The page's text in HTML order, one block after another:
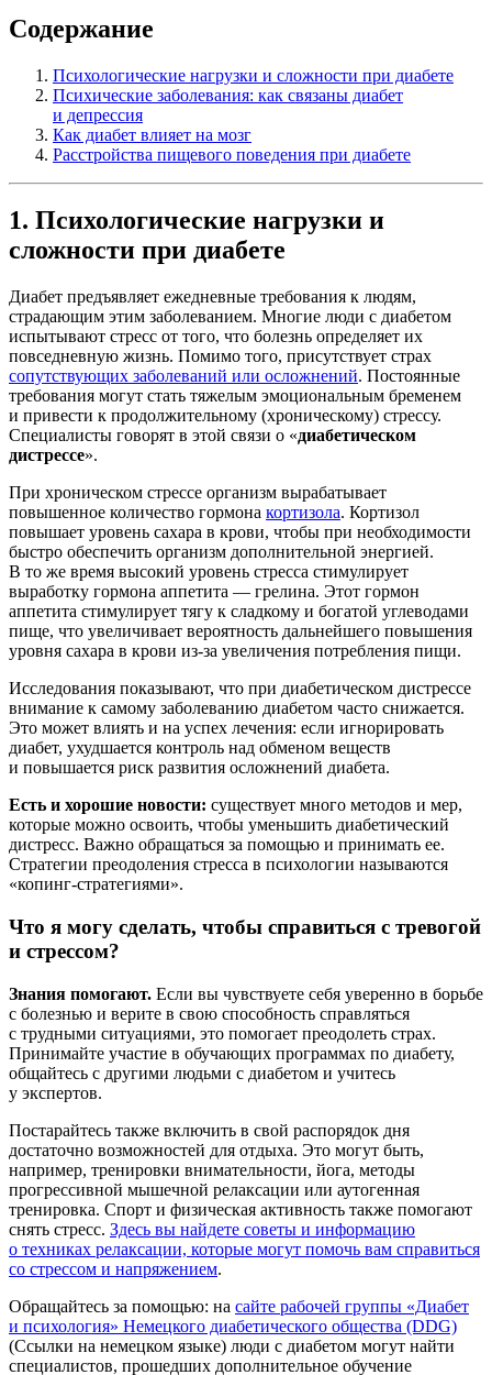
Содержание
Психологические нагрузки и сложности при диабете
Психические заболевания: как связаны диабет
и депрессия
Как диабет влияет на мозг
Расстройства пищевого поведения при диабете
1. Психологические нагрузки и
сложности при диабете
Диабет предъявляет ежедневные требования к людям,
страдающим этим заболеванием. Многие люди с диабетом
испытывают стресс от того, что болезнь определяет их
повседневную жизнь. Помимо того, присутствует страх
сопутствующих заболеваний или осложнений. Постоянные
требования могут стать тяжелым эмоциональным бременем
и привести к продолжительному (хроническому) стрессу.
Специалисты говорят в этой связи о «диабетическом
дистрессе».
При хроническом стрессе организм вырабатывает
повышенное количество гормона кортизола. Кортизол
повышает уровень сахара в крови, чтобы при необходимости
быстро обеспечить организм дополнительной энергией.
В то же время высокий уровень стресса стимулирует
выработку гормона аппетита — грелина. Этот гормон
аппетита стимулирует тягу к сладкому и богатой углеводами
пище, что увеличивает вероятность дальнейшего повышения
уровня сахара в крови из-за увеличения потребления пищи.
Исследования показывают, что при диабетическом дистрессе
внимание к самому заболеванию диабетом часто снижается.
Это может влиять и на успех лечения: если игнорировать
диабет, ухудшается контроль над обменом веществ
и повышается риск развития осложнений диабета.
Есть и хорошие новости: существует много методов и мер,
которые можно освоить, чтобы уменьшить диабетический
дистресс. Важно обращаться за помощью и принимать ее.
Стратегии преодоления стресса в психологии называются
«копинг-стратегиями».
Что я могу сделать, чтобы справиться с тревогой
и стрессом?
Знания помогают. Если вы чувствуете себя уверенно в борьбе
с болезнью и верите в свою способность справляться
с трудными ситуациями, это помогает преодолеть страх.
Принимайте участие в обучающих программах по диабету,
общайтесь с другими людьми с диабетом и учитесь
у экспертов.
Постарайтесь также включить в свой распорядок дня
достаточно возможностей для отдыха. Это могут быть,
например, тренировки внимательности, йога, методы
прогрессивной мышечной релаксации или аутогенная
тренировка. Спорт и физическая активность также помогают
снять стресс. Здесь вы найдете советы и информацию
о техниках релаксации, которые могут помочь вам справиться
со стрессом и напряжением.
Обращайтесь за помощью: на сайте рабочей группы «Диабет
и психология» Немецкого диабетического общества (DDG)
(Ссылки на немецком языке) люди с диабетом могут найти
специалистов, прошедших дополнительное обучение